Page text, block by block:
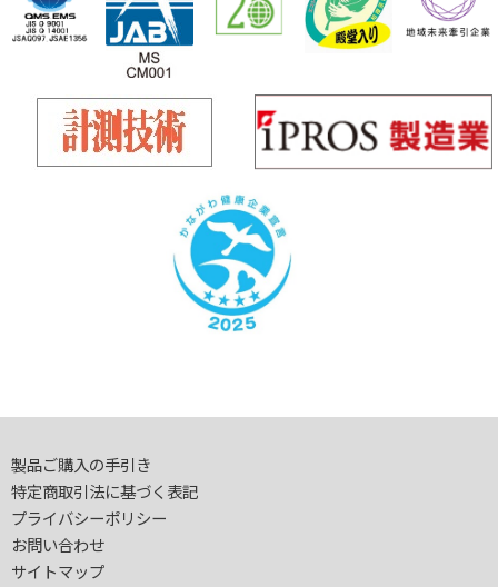
製品ご購入の手引き
特定商取引法に基づく表記
プライバシーポリシー
お問い合わせ
サイトマップ